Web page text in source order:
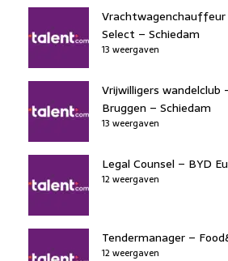
Vrachtwagenchauffeur
Select – Schiedam
13 weergaven
Vrijwilligers wandelclub
Bruggen – Schiedam
13 weergaven
Legal Counsel – BYD
12 weergaven
Tendermanager –
12 weergaven